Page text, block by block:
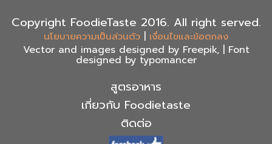
Copyright FoodieTaste 2016. All right served.
นโยบายความเป็นส่วนตัว | เงื่อนไขและข้อตกลง
Vector and images designed by Freepik, | Font
designed by typomancer
สูตรอาหาร
เกี่ยวกับ Foodietaste
ติดต่อ